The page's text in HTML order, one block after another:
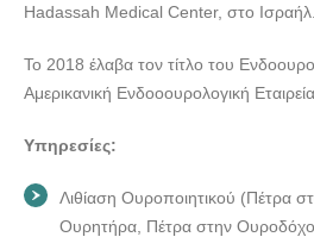
Hadassah Medical Center, στο Ισραήλ.
To 2018 έλαβα τον τίτλο του
Αμερικανική Ενδοοουρολογική Εταιρεία.
Υπηρεσίες:
Λιθίαση Ουροποιητικού (Πέτρα
Ουρητήρα, Πέτρα στην